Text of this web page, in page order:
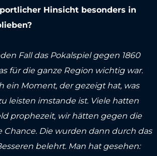
Hinsicht besonders in
Fall das Pokalspiel gegen 1860
für die ganze Region wichtig war.
ein Moment, der gezeigt hat, was
leisten imstande ist. Viele hatten
prophezeit, wir hätten gegen die
Chance. Die wurden dann durch das
belehrt. Man hat gesehen: